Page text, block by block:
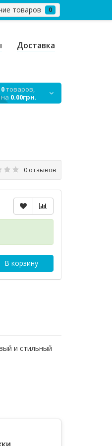
товаров 0
Доставка
0товаров,
на 0.00грн.
0 отзывов
В корзину
и стильный